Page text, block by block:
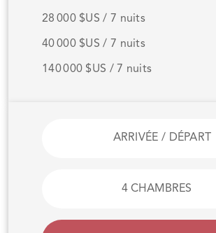
28 000 $US / 7 nuits
40 000 $US / 7 nuits
140 000 $US / 7 nuits